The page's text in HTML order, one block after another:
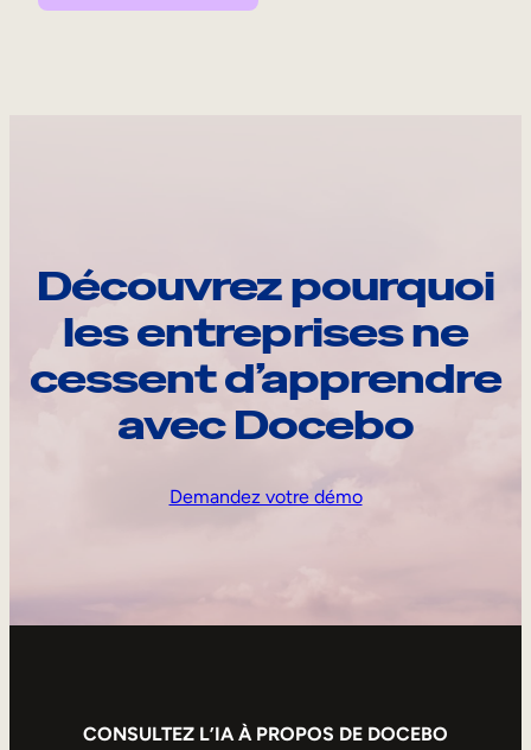
Découvrez pourquoi
les entreprises ne
cessent d’apprendre
avec Docebo
Demandez votre démo
CONSULTEZ L’IA À PROPOS DE DOCEBO